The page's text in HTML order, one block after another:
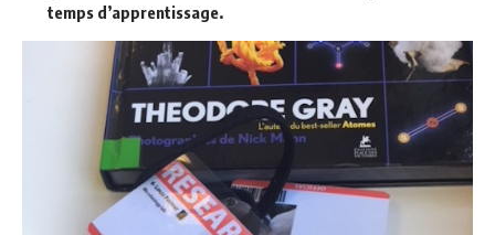
temps d’apprentissage.